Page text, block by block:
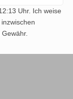
Uhr. Ich weise